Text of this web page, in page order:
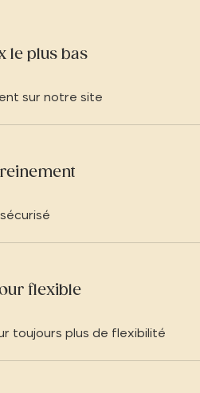
le plus bas
sur notre site
flexible
toujours plus de flexibilité